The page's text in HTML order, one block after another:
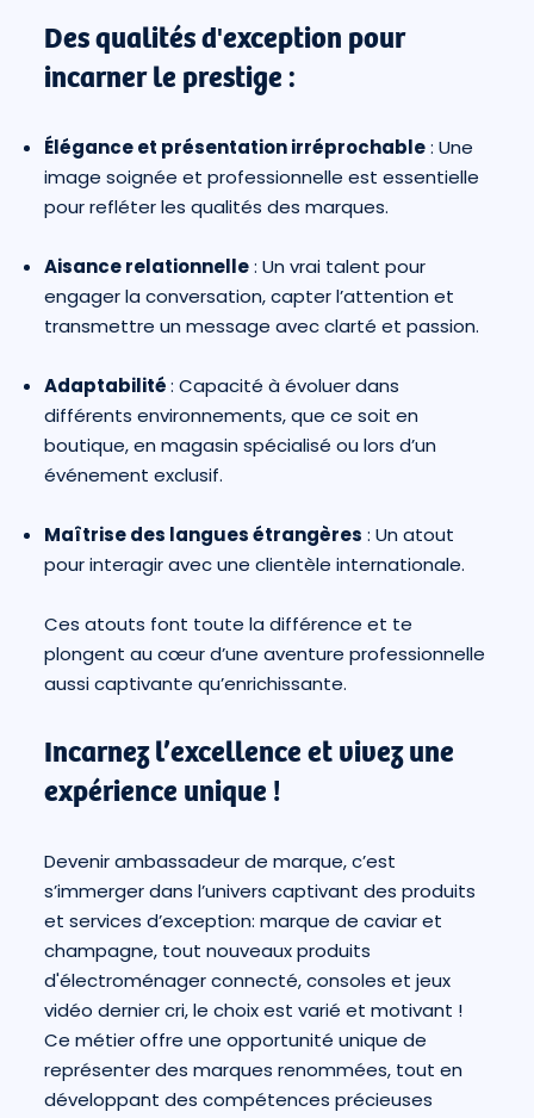
Des qualités d'exception pour
incarner le prestige :
Élégance et présentation irréprochable: Une
image soignée et professionnelle est essentielle
pour refléter les qualités des marques.
Aisance relationnelle: Un vrai talent pour
engager la conversation, capter l’attention et
transmettre un message avec clarté et passion.
Adaptabilité: Capacité à évoluer dans
différents environnements, que ce soit en
boutique, en magasin spécialisé ou lors d’un
événement exclusif.
Maîtrise des langues étrangères : Un atout
pour interagir avec une clientèle internationale.
Ces atouts font toute la différence et te
plongent au cœur d’une aventure professionnelle
aussi captivante qu’enrichissante.
Incarnez l’excellence et vivez une
expérience unique !
Devenir ambassadeur de marque, c’est
s’immerger dans l’univers captivant des produits
et services d’exception: marque de caviar et
champagne, tout nouveaux produits
d'électroménager connecté, consoles et jeux
vidéo dernier cri, le choix est varié et motivant !
Ce métier offre une opportunité unique de
représenter des marques renommées, tout en
développant des compétences précieuses